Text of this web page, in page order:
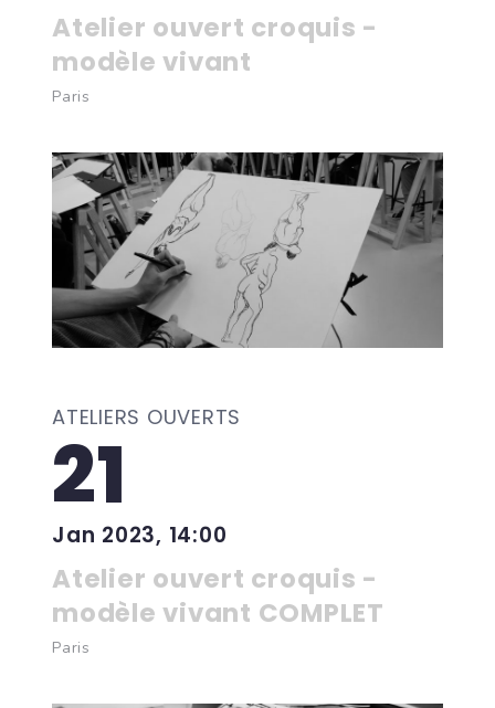
Atelier ouvert croquis -
modèle vivant
Paris
ATELIERS OUVERTS
21
Jan 2023, 14:00
Atelier ouvert croquis -
modèle vivant COMPLET
Paris